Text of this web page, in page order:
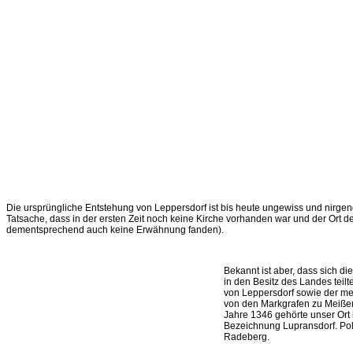
Die ursprüngliche Entstehung von Leppersdorf ist bis heute ungewiss und
Tatsache, dass in der ersten Zeit noch keine Kirche vorhanden war und der Ort
dementsprechend auch keine Erwähnung fanden).
Bekannt ist aber, dass sich
in den Besitz des Landes
von Leppersdorf sowie der
von den Markgrafen zu
Jahre 1346 gehörte unser
Bezeichnung Lupransdorf.
Radeberg.